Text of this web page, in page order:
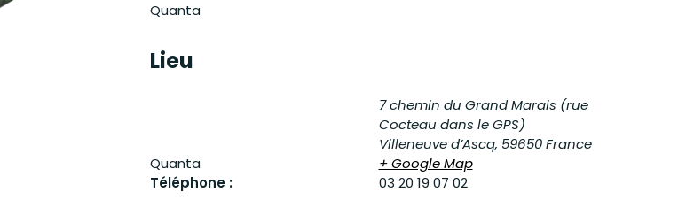
Quanta
Lieu
Quanta
7 chemin du Grand Marais (rue
Cocteau dans le GPS)
Villeneuve d’Ascq, 59650 France
+ Google Map
Téléphone :
03 20 19 07 02